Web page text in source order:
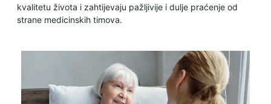
kvalitetu života i zahtijevaju pažljivije i dulje praćenje od
strane medicinskih timova.